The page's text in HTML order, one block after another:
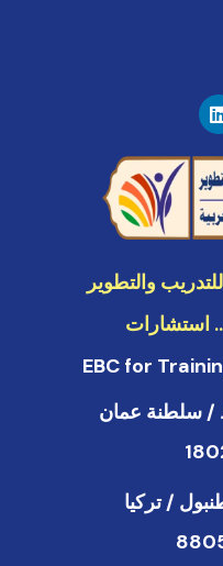
L
i
n
k
e
d
i
n
والتطوير
استشارات
EBC for
سلطنة عمان
/ تركيا